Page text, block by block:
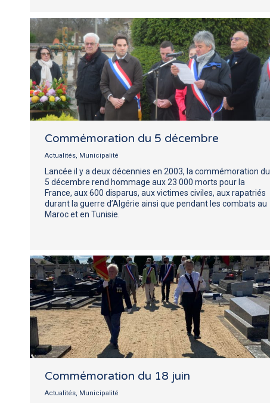
Commémoration du 5 décembre
Actualités Municipalité
Lancée il y a deux décennies en 2003, la commémoration du
5 décembre rend hommage aux 23 000 morts pour la
France, aux 600 disparus, aux victimes civiles, aux rapatriés
durant la guerre d’Algérie ainsi que pendant les combats au
Maroc et en Tunisie.
Commémoration du 18 juin
Actualités Municipalité